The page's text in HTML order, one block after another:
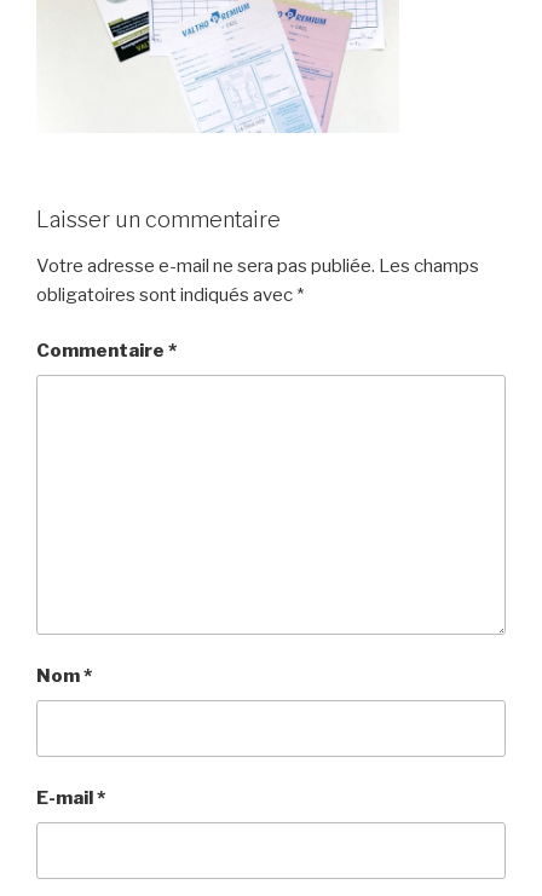
Laisser un commentaire
Votre adresse e-mail ne sera pas publiée. Les champs
obligatoires sont indiqués avec *
Commentaire *
Nom*
E-mail*